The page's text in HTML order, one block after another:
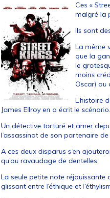
Ces «
malgré la
Ils sont
La même
que la
le
moins
Oscar) ou
L’histoire
James Ellroy en a écrit le scénario.
Un détective torturé et amer
l’assassinat de son partenaire
A ces deux disparus s’en
qu’au ravaudage de dentelles.
La seule petite note réjouissante
glissant entre l’éthique et